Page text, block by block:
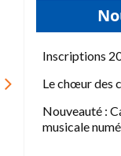
Inscriptions
Le chœur des
Nouveauté :
musicale